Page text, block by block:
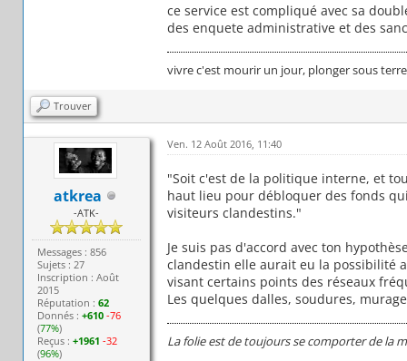
ce service est compliqué avec sa
des enquete administrative et des
vivre c'est mourir un jour, plonger sous
Trouver
atkrea
-ATK-
Messages : 856
Sujets : 27
Inscription : Août
2015
Réputation :62
Donnés :+610 -76
(77%)
Reçus :+1961 -32
(96%)
Ven. 12 Août 2016, 11:40
"Soit c'est de la politique interne, et
haut lieu pour débloquer des fonds
visiteurs clandestins."
Je suis pas d'accord avec ton
clandestin elle aurait eu la possibilité
visant certains points des réseaux
Les quelques dalles, soudures,
La folie est de toujours se comporter de la